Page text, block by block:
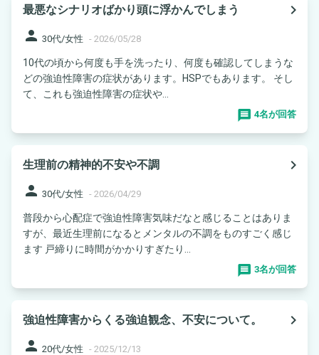
最悪なシナリオばかり頭に浮かんでしまう
navigate_next
person 30代/女性 - 2026/05/28
10代の頃から何度も手を洗ったり、何度も確認してしまうな
どの強迫性障害の症状があります。HSPでもあります。 そし
て、これも強迫性障害の症状や...
4名が回答
生理前の精神的不安や不調
navigate_next
person 30代/女性 - 2026/04/29
普段から心配症で強迫性障害気味だなと感じることはありま
すが、最近生理前になるとメンタルの不調をものすごく感じ
ます 戸締りに時間がかかりすぎたり...
3名が回答
強迫性障害からくる強迫観念、不安について。
navigate_next
person 20代/女性 - 2025/12/13